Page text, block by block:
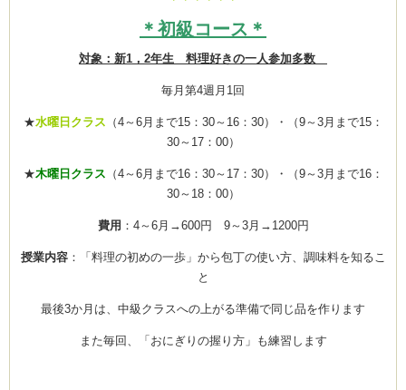
Clémentine
＊初級コース＊
対象：新1，2年生 料理好きの一人参加多数
毎月第4週月1回
★水曜日クラス （4～6月まで15：30～16：30）・（9～3月まで15：
30～17：00）
★木曜日クラス （4～6月まで16：30～17：30）・（9～3月まで16：
30～18：00）
費用 ：4～6月→600円 9～3月→1200円
授業内容：「料理の初めの一歩」から包丁の使い方、調味料を知るこ
と
最後3か月は、中級クラスへの上がる準備で同じ品を作ります
また毎回、「おにぎりの握り方」も練習します